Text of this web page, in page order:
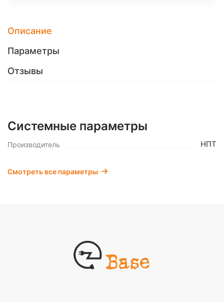
Описание
Параметры
Отзывы
Системные параметры
Производитель НПТ
Смотреть все параметры